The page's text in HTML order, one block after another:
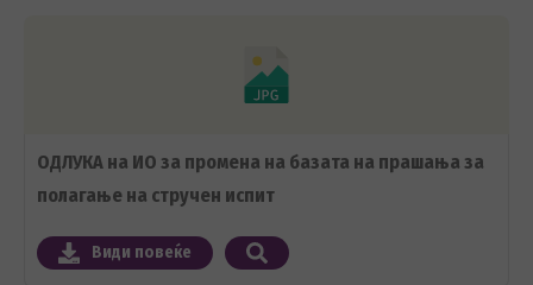
ОДЛУКА на ИО за промена на базата на прашања за
полагање на стручен испит
Види повеќе